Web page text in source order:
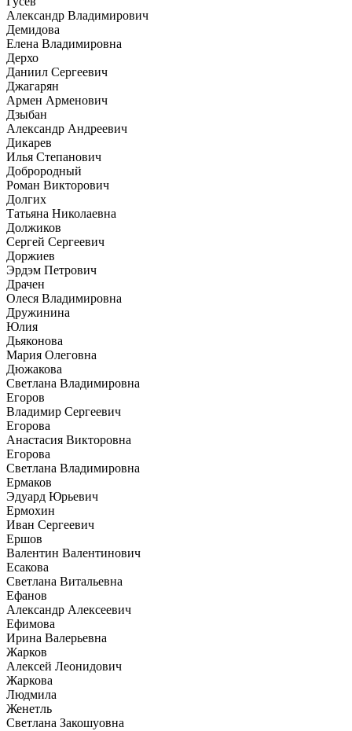
Александр Владимирович
Демидова
Елена Владимировна
Дерхо
Даниил Сергеевич
Джагарян
Армен Арменович
Дзыбан
Александр Андреевич
Дикарев
Илья Степанович
Доброродный
Роман Викторович
Долгих
Татьяна Николаевна
Должиков
Сергей Сергеевич
Доржиев
Эрдэм Петрович
Драчен
Олеся Владимировна
Дружинина
Юлия
Дьяконова
Мария Олеговна
Дюжакова
Светлана Владимировна
Егоров
Владимир Сергеевич
Егорова
Анастасия Викторовна
Егорова
Светлана Владимировна
Ермаков
Эдуард Юрьевич
Ермохин
Иван Сергеевич
Ершов
Валентин Валентинович
Есакова
Светлана Витальевна
Ефанов
Александр Алексеевич
Ефимова
Ирина Валерьевна
Жарков
Алексей Леонидович
Жаркова
Людмила
Женетль
Светлана Закошуовна